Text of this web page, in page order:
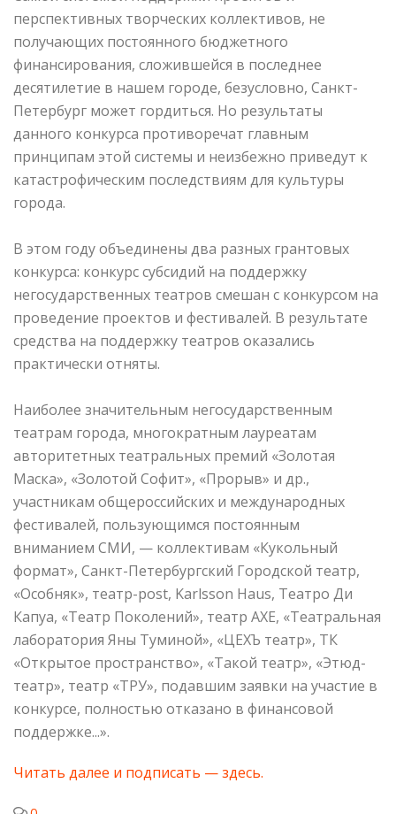
перспективных творческих коллективов, не
получающих постоянного бюджетного
финансирования, сложившейся в последнее
десятилетие в нашем городе, безусловно, Санкт-
Петербург может гордиться. Но результаты
данного конкурса противоречат главным
принципам этой системы и неизбежно приведут к
катастрофическим последствиям для культуры
города.
В этом году объединены два разных грантовых
конкурса: конкурс субсидий на поддержку
негосударственных театров смешан с конкурсом на
проведение проектов и фестивалей. В результате
средства на поддержку театров оказались
практически отняты.
Наиболее значительным негосударственным
театрам города, многократным лауреатам
авторитетных театральных премий «Золотая
Маска», «Золотой Софит», «Прорыв» и др.,
участникам общероссийских и международных
фестивалей, пользующимся постоянным
вниманием СМИ, — коллективам «Кукольный
формат», Санкт-Петербургский Городской театр,
«Особняк», театр-post, Karlsson Haus, Театро Ди
Капуа, «Театр Поколений», театр АХЕ, «Театральная
лаборатория Яны Туминой», «ЦЕХЪ театр», ТК
«Открытое пространство», «Такой театр», «Этюд-
театр», театр «ТРУ», подавшим заявки на участие в
конкурсе, полностью отказано в финансовой
поддержке...».
Читать далее и подписать — здесь.